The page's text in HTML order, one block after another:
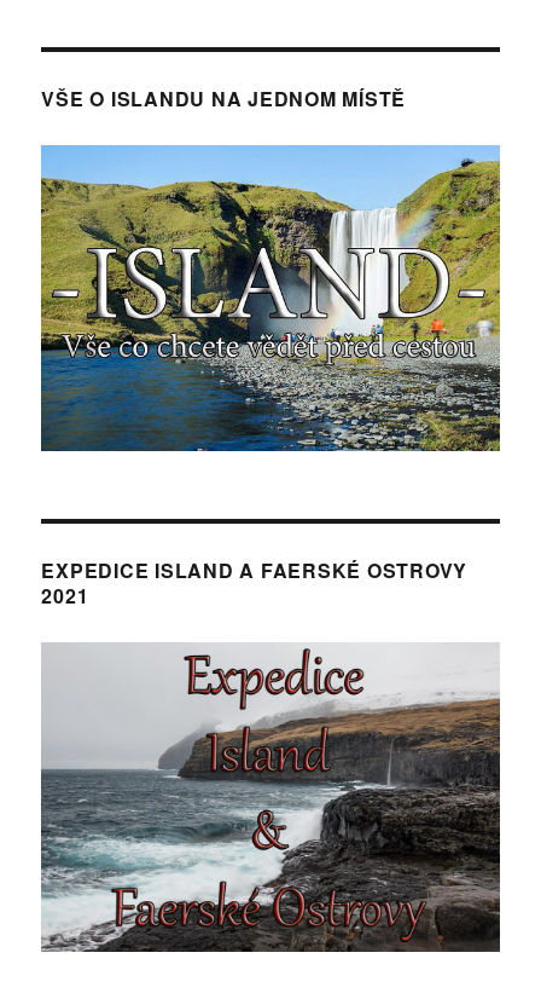
VŠE O ISLANDU NA JEDNOM MÍSTĚ
EXPEDICE ISLAND A FAERSKÉ OSTROVY
2021